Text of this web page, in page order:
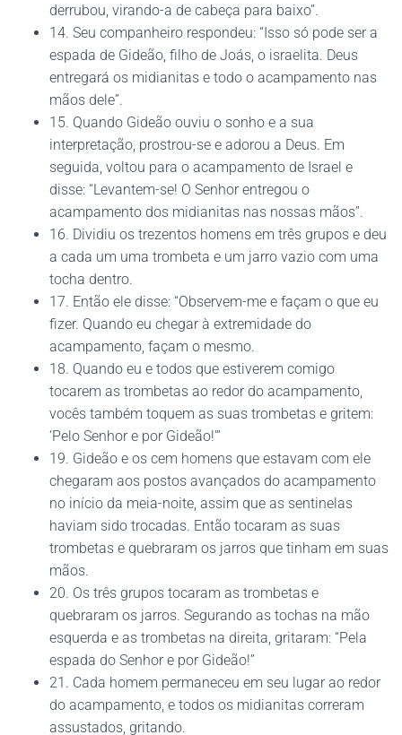
derrubou, virando-a de cabeça para baixo”.
14. Seu companheiro respondeu: “Isso só pode ser a
espada de Gideão, filho de Joás, o israelita. Deus
entregará os midianitas e todo o acampamento nas
mãos dele”.
15. Quando Gideão ouviu o sonho e a sua
interpretação, prostrou-se e adorou a Deus. Em
seguida, voltou para o acampamento de Israel e
disse: “Levantem-se! O Senhor entregou o
acampamento dos midianitas nas nossas mãos”.
16. Dividiu os trezentos homens em três grupos e deu
a cada um uma trombeta e um jarro vazio com uma
tocha dentro.
17. Então ele disse: “Observem-me e façam o que eu
fizer. Quando eu chegar à extremidade do
acampamento, façam o mesmo.
18. Quando eu e todos que estiverem comigo
tocarem as trombetas ao redor do acampamento,
vocês também toquem as suas trombetas e gritem:
‘Pelo Senhor e por Gideão!'”
19. Gideão e os cem homens que estavam com ele
chegaram aos postos avançados do acampamento
no início da meia-noite, assim que as sentinelas
haviam sido trocadas. Então tocaram as suas
trombetas e quebraram os jarros que tinham em suas
mãos.
20. Os três grupos tocaram as trombetas e
quebraram os jarros. Segurando as tochas na mão
esquerda e as trombetas na direita, gritaram: “Pela
espada do Senhor e por Gideão!”
21. Cada homem permaneceu em seu lugar ao redor
do acampamento, e todos os midianitas correram
assustados, gritando.